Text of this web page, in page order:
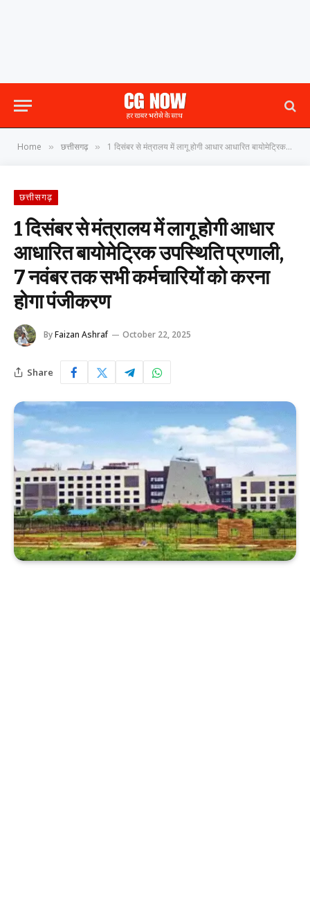
Home » छत्तीसगढ़ » 1 दिसंबर से मंत्रालय में लागू होगी आधार आधारित बायोमेट्रिक उपस्थिति प्रणाली, 7 नवंबर तक सभी कर्मचारियों को करना होगा पंजीकरण
छत्तीसगढ़
1 दिसंबर से मंत्रालय में लागू होगी आधार
आधारित बायोमेट्रिक उपस्थिति प्रणाली,
7 नवंबर तक सभी कर्मचारियों को करना
होगा पंजीकरण
ByFaizan Ashraf October 22, 2025
Share